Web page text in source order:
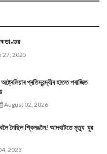
তাণ্ডৱ
27, 2025
প্ৰতিদ্বন্দ্বীৰ হাতত পৰাজিত
August 02, 2026
গৈছিল শ্বিলঙলৈ! আদবাটতে মৃত্যু যুৱ
2025